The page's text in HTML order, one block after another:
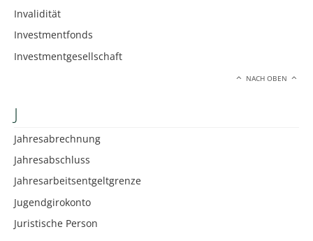
Invalidität
Investmentfonds
Investmentgesellschaft
NACH OBEN
J
Jahresabrechnung
Jahresabschluss
Jahresarbeitsentgeltgrenze
Jugendgirokonto
Juristische Person